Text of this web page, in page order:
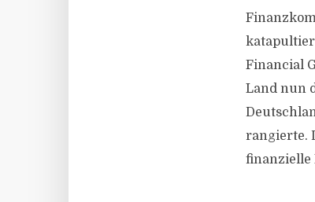
Financial
Land nun
rangierte.
finanzielle